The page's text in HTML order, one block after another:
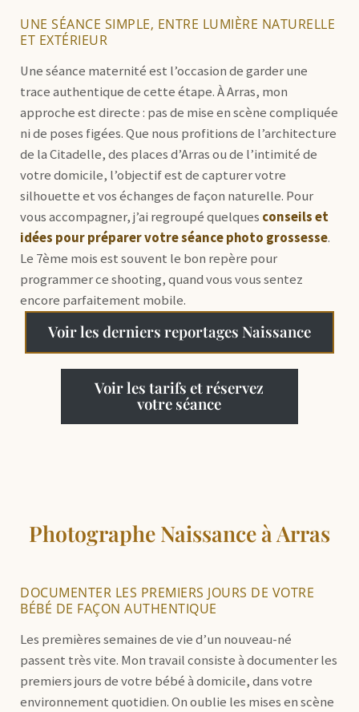
UNE SÉANCE SIMPLE, ENTRE LUMIÈRE NATURELLE
ET EXTÉRIEUR
Une séance maternité est l’occasion de garder une
trace authentique de cette étape. À Arras, mon
approche est directe : pas de mise en scène compliquée
ni de poses figées. Que nous profitions de l’architecture
de la Citadelle, des places d’Arras ou de l’intimité de
votre domicile, l’objectif est de capturer votre
silhouette et vos échanges de façon naturelle. Pour
vous accompagner, j’ai regroupé quelques conseils et
idées pour préparer votre séance photo grossesse.
Le 7ème mois est souvent le bon repère pour
programmer ce shooting, quand vous vous sentez
encore parfaitement mobile.
Voir les derniers reportages Naissance
Voir les tarifs et réservez
votre séance
Photographe Naissance à Arras
DOCUMENTER LES PREMIERS JOURS DE VOTRE
BÉBÉ DE FAÇON AUTHENTIQUE
Les premières semaines de vie d’un nouveau-né
passent très vite. Mon travail consiste à documenter les
premiers jours de votre bébé à domicile, dans votre
environnement quotidien. On oublie les mises en scène